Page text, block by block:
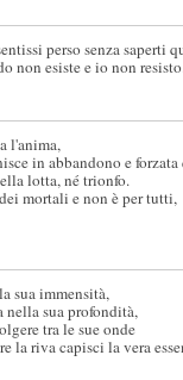
perso senza saperti
non esiste e io non
l'anima,
in abbandono e
lotta, né trionfo.
mortali e non è per tutti,
sua immensità,
sua profondità,
tra le sue onde
la riva capisci la vera